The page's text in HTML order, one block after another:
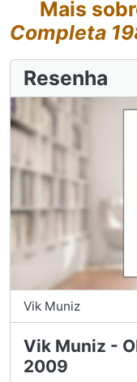
Mais
Completa
Resenha
Vik Muniz
Vik Muniz -
2009